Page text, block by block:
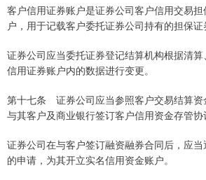
客户信用证券账户是证券公司客户信用交易
户，用于记载客户委托证券公司持有的担保证
证券公司应当委托证券登记结算机构根据清
信用证券账户内的数据进行变更。
第十七条 证券公司应当参照客户交易结算资
与其客户及商业银行签订客户信用资金存管协
证券公司在与客户签订融资融券合同后，应
的申请，为其开立实名信用资金账户。